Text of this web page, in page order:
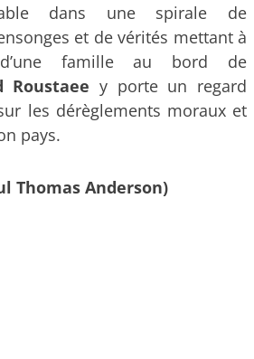
dans une spirale de
et de vérités mettant à
famille au bord de
Roustaee y porte un regard
les dérèglements moraux et
pays.
Thomas Anderson)